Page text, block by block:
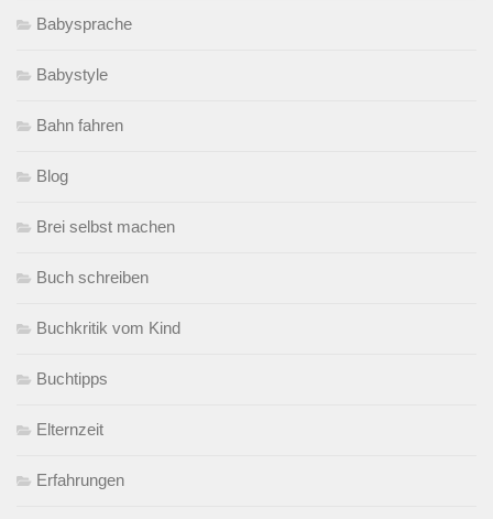
Babysprache
Babystyle
Bahn fahren
Blog
Brei selbst machen
Buch schreiben
Buchkritik vom Kind
Buchtipps
Elternzeit
Erfahrungen